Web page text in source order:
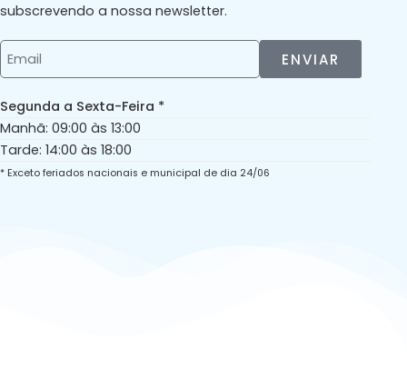
subscrevendo a nossa newsletter.
ENVIAR
Segunda a Sexta-Feira *
Manhã: 09:00 às 13:00
Tarde: 14:00 às 18:00
* Exceto feriados nacionais e municipal de dia 24/06